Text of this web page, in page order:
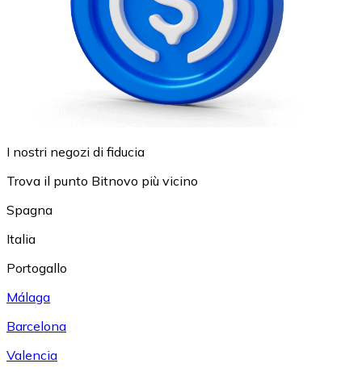
I nostri negozi di fiducia
Trova il punto Bitnovo più vicino
Spagna
Italia
Portogallo
Málaga
Barcelona
Valencia